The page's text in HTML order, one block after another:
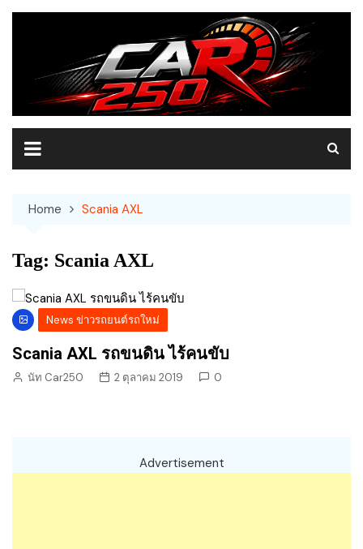
Skip
Home Scania AXL
Tag: Scania AXL
News ข่าวรถยนต์รถใหม่
Scania AXL รถขนดิน ไร้คนขับ
นัท Car250 2 ตุลาคม 2019 0
Advertisement